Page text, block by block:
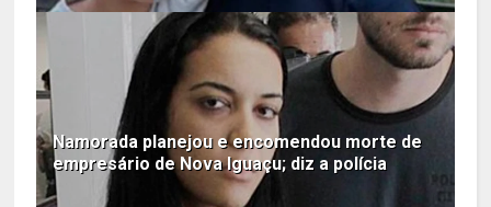
Namorada planejou e encomendou morte de
empresário de Nova Iguaçu; diz a polícia